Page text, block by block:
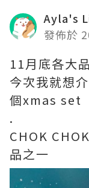
Ayla's
發佈於
11月底各大
今次我就想
個xmas set
.
CHOK
品之一